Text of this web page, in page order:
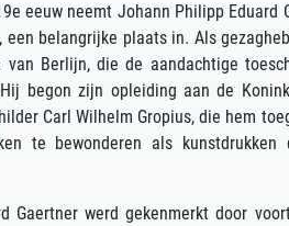
eeuw neemt Johann Philipp
belangrijke plaats in. Als
van Berlijn, die de aandachtige
begon zijn opleiding aan de
Carl Wilhelm Gropius, die hem
te bewonderen als
Gaertner werd gekenmerkt door